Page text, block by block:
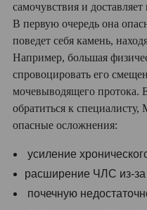
самочувствия и
В первую очередь она
поведет себя камень,
Например, большая
спровоцировать его
мочевыводящего протока.
обратиться к
опасные осложнения:
усиление
расширение ЧЛС из-за
почечную